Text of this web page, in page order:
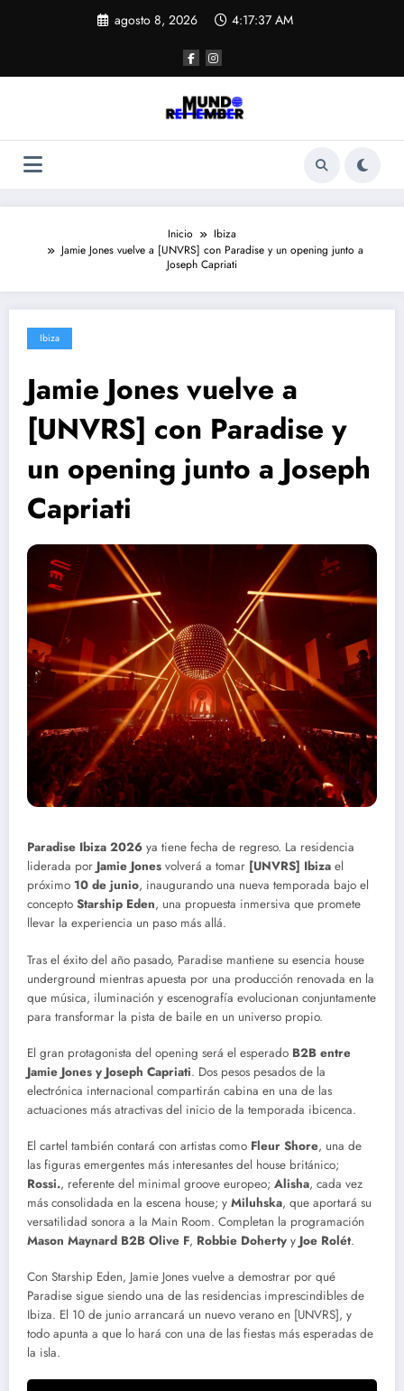
agosto 8, 2026 4:17:37 AM
Inicio
Ibiza
Jamie Jones vuelve a [UNVRS] con Paradise y un opening junto a
Joseph Capriati
Ibiza
Jamie Jones vuelve a
[UNVRS] con Paradise y
un opening junto a Joseph
Capriati
Paradise Ibiza 2026 ya tiene fecha de regreso. La residencia
liderada por Jamie Jones volverá a tomar [UNVRS] Ibiza el
próximo 10 de junio, inaugurando una nueva temporada bajo el
concepto Starship Eden, una propuesta inmersiva que promete
llevar la experiencia un paso más allá.
Tras el éxito del año pasado, Paradise mantiene su esencia house
underground mientras apuesta por una producción renovada en la
que música, iluminación y escenografía evolucionan conjuntamente
para transformar la pista de baile en un universo propio.
El gran protagonista del opening será el esperado B2B entre
Jamie Jones y Joseph Capriati. Dos pesos pesados de la
electrónica internacional compartirán cabina en una de las
actuaciones más atractivas del inicio de la temporada ibicenca.
El cartel también contará con artistas como Fleur Shore, una de
las figuras emergentes más interesantes del house británico;
Rossi., referente del minimal groove europeo; Alisha, cada vez
más consolidada en la escena house; y Miluhska, que aportará su
versatilidad sonora a la Main Room. Completan la programación
Mason Maynard B2B Olive F, Robbie Doherty y Joe Rolét.
Con Starship Eden, Jamie Jones vuelve a demostrar por qué
Paradise sigue siendo una de las residencias imprescindibles de
Ibiza. El 10 de junio arrancará un nuevo verano en [UNVRS], y
todo apunta a que lo hará con una de las fiestas más esperadas de
la isla.